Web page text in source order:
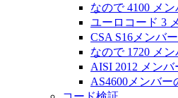
なので 4100 メ
ユーロコード 3
CSA S16メンバ
なので 1720 メ
AISI 2012 メン
AS4600メンバー